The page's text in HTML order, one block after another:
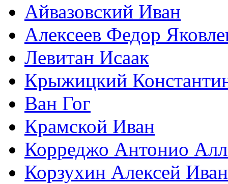
Айвазовский Иван
Алексеев Федор
Левитан Исаак
Крыжицкий
Ван Гог
Крамской Иван
Корреджо Антонио
Корзухин Алексей